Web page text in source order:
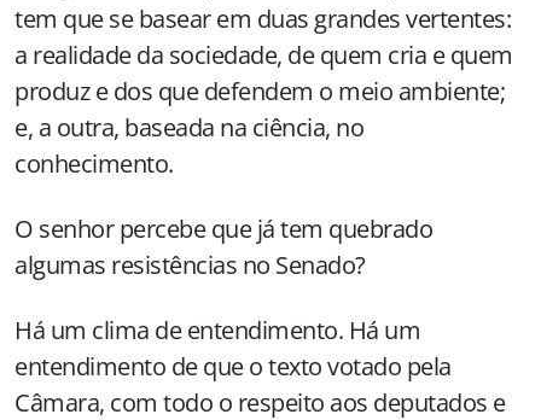
tem que se basear em duas grandes vertentes:
a realidade da sociedade, de quem cria e quem
produz e dos que defendem o meio ambiente;
e, a outra, baseada na ciência, no
conhecimento.
O senhor percebe que já tem quebrado
algumas resistências no Senado?
Há um clima de entendimento. Há um
entendimento de que o texto votado pela
Câmara, com todo o respeito aos deputados e